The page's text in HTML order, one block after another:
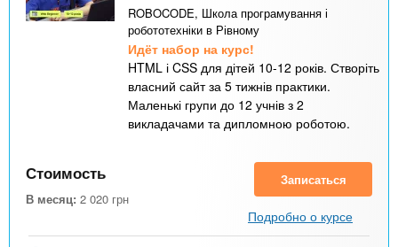
ROBOCODE, Школа програмування і
робототехніки в Рівному
Идёт набор на курс!
HTML і CSS для дітей 10-12 років. Створіть
власний сайт за 5 тижнів практики.
Маленькі групи до 12 учнів з 2
викладачами та дипломною роботою.
Стоимость
В месяц: 2 020 грн
Записаться
Подробно о курсе